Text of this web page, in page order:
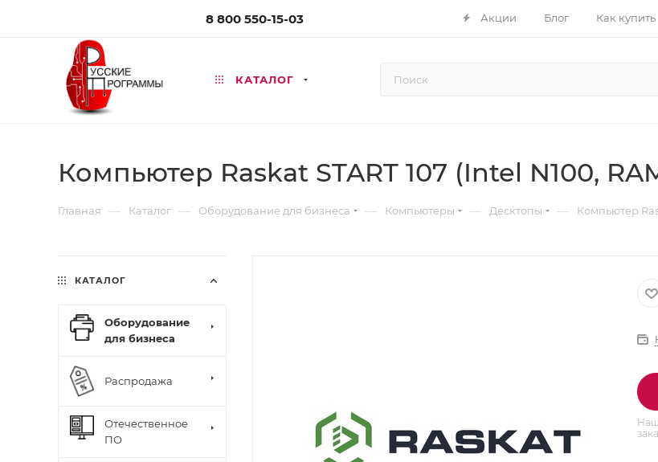
8 800 550-15-03 Акции Блог Как купить
КАТАЛОГ
Компьютер Raskat START 107 (Intel N100,
Главная — Каталог — Оборудование для бизнеса — Компьютеры — Десктопы — Компьютер
КАТАЛОГ
Оборудование
для бизнеса
Распродажа
Отечественное
ПО